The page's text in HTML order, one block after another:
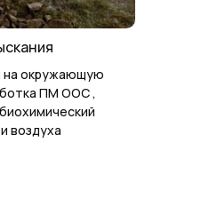
на окружающую
ПМ ООС ,
воздуха
кафедры
с